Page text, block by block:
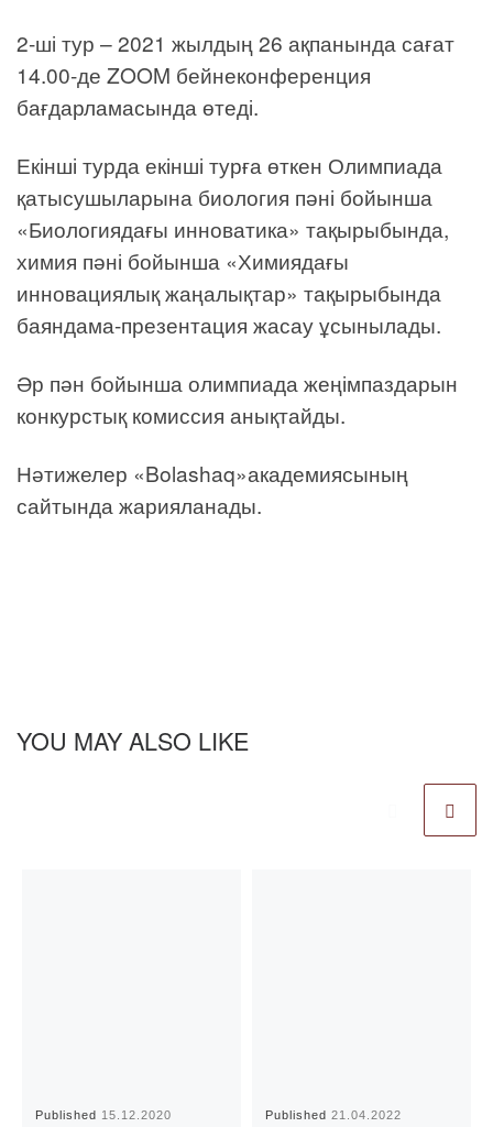
2-ші тур – 2021 жылдың 26 ақпанында сағат
14.00-де ZOOM бейнеконференция
бағдарламасында өтеді.
Екінші турда екінші турға өткен Олимпиада
қатысушыларына биология пәні бойынша
«Биологиядағы инноватика» тақырыбында,
химия пәні бойынша «Химиядағы
инновациялық жаңалықтар» тақырыбында
баяндама-презентация жасау ұсынылады.
Әр пән бойынша олимпиада жеңімпаздарын
конкурстық комиссия анықтайды.
Нәтижелер «Bolashaq»академиясының
сайтында жарияланады.
YOU MAY ALSO LIKE
Published 15.12.2020 Published21.04.2022